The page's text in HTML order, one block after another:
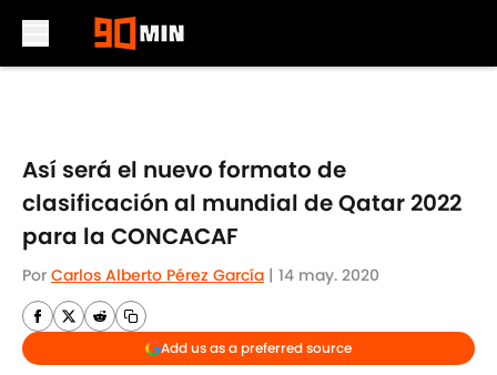
Así será el nuevo formato de
clasificación al mundial de Qatar 2022
para la CONCACAF
Por Carlos Alberto Pérez García | 14 may. 2020
Add us as a preferred source